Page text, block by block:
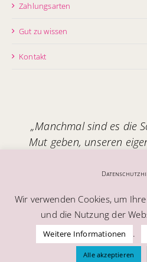
Zahlungsarten
Gut zu wissen
Kontakt
„Manchmal sind es die
Mut geben, unseren
Handgefertigt in
© Alle Rechte
Wir verwenden Cookies, um
und die Nutzung der
Weitere Informationen .
Alle akzeptieren